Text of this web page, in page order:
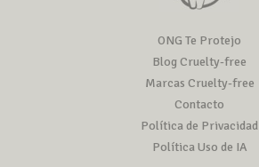
ONG Te Protejo
Blog Cruelty-free
Marcas Cruelty-free
Contacto
Política de Privacidad
Política Uso de IA